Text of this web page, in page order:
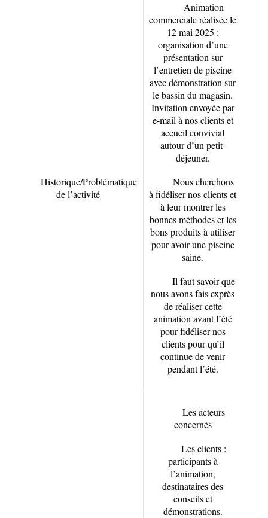
Historique/Problématique
de l’activité
Animation
commerciale réalisée le
12 mai 2025 :
organisation d’une
présentation sur
l’entretien de piscine
avec démonstration sur
le bassin du magasin.
Invitation envoyée par
e-mail à nos clients et
accueil convivial
autour d’un petit-
déjeuner.
Nous cherchons
à fidéliser nos clients et
à leur montrer les
bonnes méthodes et les
bons produits à utiliser
pour avoir une piscine
saine.
Il faut savoir que
nous avons fais exprès
de réaliser cette
animation avant l’été
pour fidéliser nos
clients pour qu’il
continue de venir
pendant l’été.
Les acteurs
concernés
Les clients :
participants à
l’animation,
destinataires des
conseils et
démonstrations.